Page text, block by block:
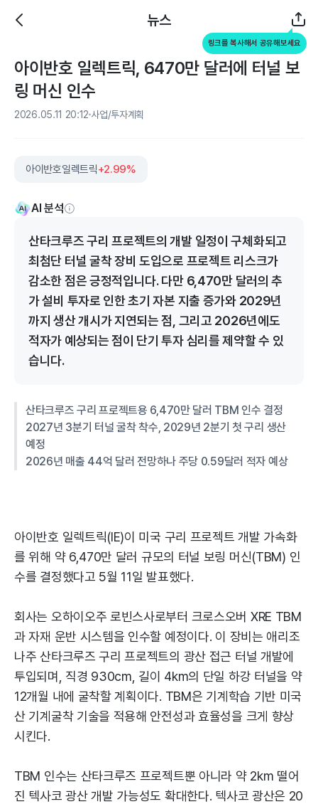
뉴스
링크를 복사해서 공유해보세요
아이반호 일렉트릭, 6470만 달러에 터널 보
링 머신 인수
2026.05.11 20:12 사업/투자계획
아이반호일렉트릭+2.99%
AI 분석
산타크루즈 구리 프로젝트의 개발 일정이 구체화되고
최첨단 터널 굴착 장비 도입으로 프로젝트 리스크가
감소한 점은 긍정적입니다. 다만 6,470만 달러의 추
가 설비 투자로 인한 초기 자본 지출 증가와 2029년
까지 생산 개시가 지연되는 점, 그리고 2026년에도
적자가 예상되는 점이 단기 투자 심리를 제약할 수 있
습니다.
산타크루즈 구리 프로젝트용 6,470만 달러 TBM 인수 결정
2027년 3분기 터널 굴착 착수, 2029년 2분기 첫 구리 생산
예정
2026년 매출 44억 달러 전망하나 주당 0.59달러 적자 예상
아이반호 일렉트릭(IE)이 미국 구리 프로젝트 개발 가속화
를 위해 약 6,470만 달러 규모의 터널 보링 머신(TBM) 인
수를 결정했다고 5월 11일 발표했다.
회사는 오하이오주 로빈스사로부터 크로스오버 XRE TBM
과 자재 운반 시스템을 인수할 예정이다. 이 장비는 애리조
나주 산타크루즈 구리 프로젝트의 광산 접근 터널 개발에
투입되며, 직경 930cm, 길이 4km의 단일 하강 터널을 약
12개월 내에 굴착할 계획이다. TBM은 기계학습 기반 미국
산 기계굴착 기술을 적용해 안전성과 효율성을 크게 향상
시킨다.
TBM 인수는 산타크루즈 프로젝트뿐 아니라 약 2km 떨어
진 텍사코 광산 개발 가능성도 확대한다. 텍사코 광산은 20